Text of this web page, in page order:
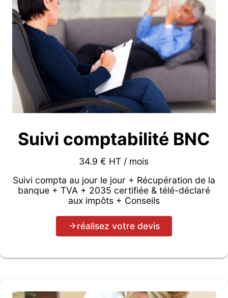
Suivi comptabilité BNC
34.9 € HT / mois
Suivi compta au jour le jour + Récupération de la
banque + TVA + 2035 certifiée & télé-déclaré
aux impôts + Conseils
réalisez votre devis